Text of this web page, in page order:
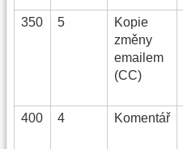
350 5
Kopie
změny
emailem
(CC)
400 4 Komentář